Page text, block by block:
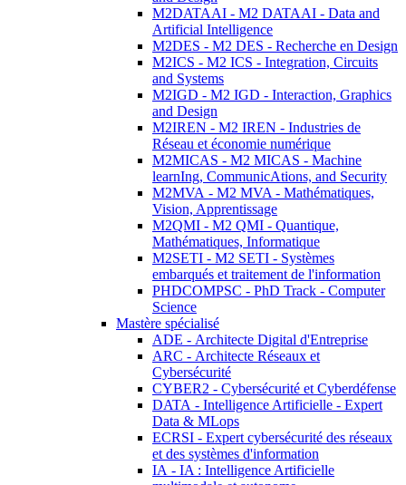
M2DATAAI - M2 DATAAI - Data and
Artificial Intelligence
M2DES - M2 DES - Recherche en Design
M2ICS - M2 ICS - Integration, Circuits
and Systems
M2IGD - M2 IGD - Interaction, Graphics
and Design
M2IREN - M2 IREN - Industries de
Réseau et économie numérique
M2MICAS - M2 MICAS - Machine
learnIng, CommunicAtions, and Security
M2MVA - M2 MVA - Mathématiques,
Vision, Apprentissage
M2QMI - M2 QMI - Quantique,
Mathématiques, Informatique
M2SETI - M2 SETI - Systèmes
embarqués et traitement de l'information
PHDCOMPSC - PhD Track - Computer
Science
Mastère spécialisé
ADE - Architecte Digital d'Entreprise
ARC - Architecte Réseaux et
Cybersécurité
CYBER2 - Cybersécurité et Cyberdéfense
DATA - Intelligence Artificielle - Expert
Data & MLops
ECRSI - Expert cybersécurité des réseaux
et des systèmes d'information
IA - IA : Intelligence Artificielle